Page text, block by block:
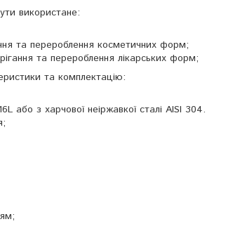
використане:
та перероблення косметичних форм;
та перероблення лікарських форм;
та комплектацію:
або з харчової неіржавкої сталі AISI 304.